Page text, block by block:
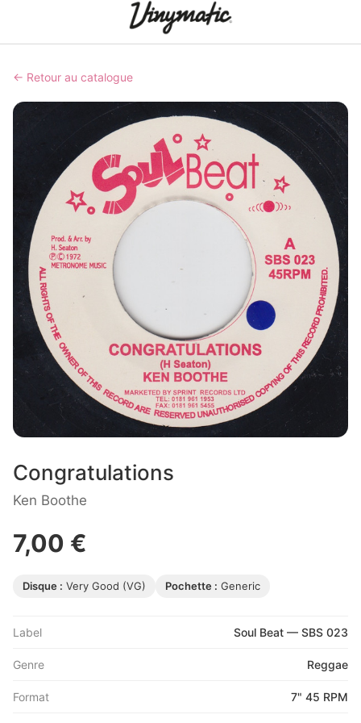
← Retour au catalogue
Congratulations
Ken Boothe
7,00 €
Disque : Very Good (VG) Pochette : Generic
Label Soul Beat — SBS 023
Genre Reggae
Format 7" 45 RPM